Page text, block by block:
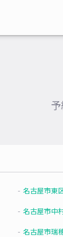
名古屋市東
名古屋市中
名古屋市瑞